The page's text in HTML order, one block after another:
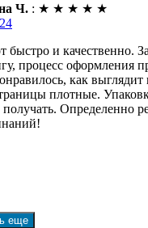
Ч. : ★ ★ ★ ★ ★
быстро и качественно.
процесс оформления
как выглядит
плотные.
получать. Определенно
еще